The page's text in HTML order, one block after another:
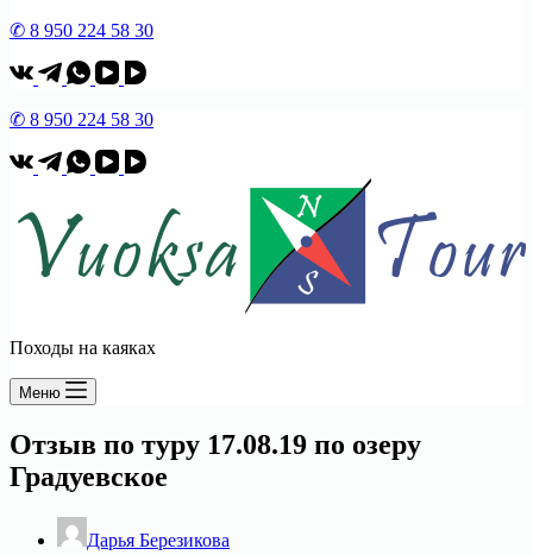
✆ 8 950 224 58 30
✆ 8 950 224 58 30
Походы на каяках
Меню
Отзыв по туру 17.08.19 по озеру
Градуевское
Дарья Березикова